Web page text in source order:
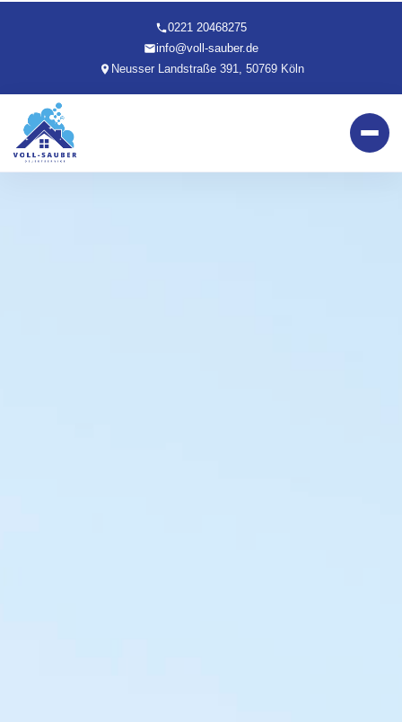
0221 20468275
info@voll-sauber.de
Neusser Landstraße 391, 50769 Köln